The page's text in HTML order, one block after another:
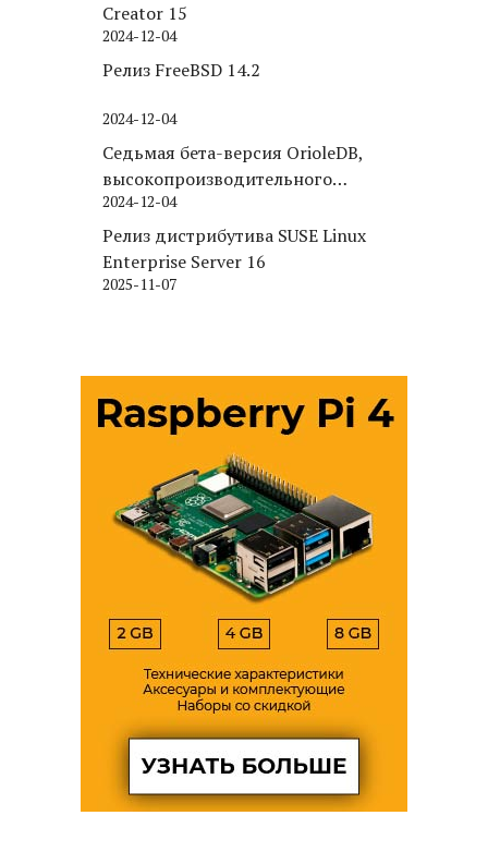
Creator 15
2024-12-04
Релиз FreeBSD 14.2
2024-12-04
Седьмая бета-версия OrioleDB,
высокопроизводительного
движка хранения для PostgreSQL
2024-12-04
Релиз дистрибутива SUSE Linux
Enterprise Server 16
2025-11-07